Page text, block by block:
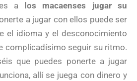
a
los macaenses jugar su
a jugar con ellos puede ser
el idioma y el desconocimiento
complicadísimo seguir su ritmo.
que puedes ponerte a jugar
allí se juega con dinero y